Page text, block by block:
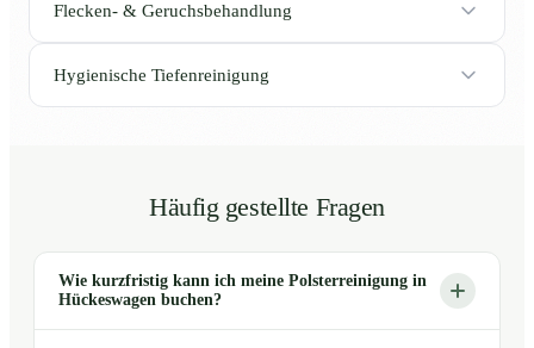
Flecken- & Geruchsbehandlung
Hygienische Tiefenreinigung
Häufig gestellte Fragen
Wie kurzfristig kann ich meine Polsterreinigung in
Hückeswagen buchen?